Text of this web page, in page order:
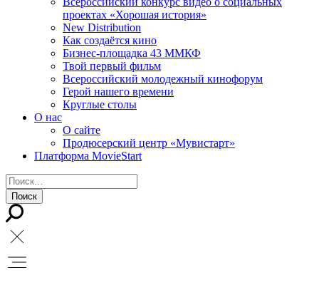
проектах «Хорошая история»
New Distribution
Как создаётся кино
Бизнес-площадка 43 ММКФ
Твой первый фильм
Всероссийский молодежный кинофорум
Герой нашего времени
Круглые столы
О нас
О сайте
Продюсерский центр «Мувистарт»
Платформа MovieStart